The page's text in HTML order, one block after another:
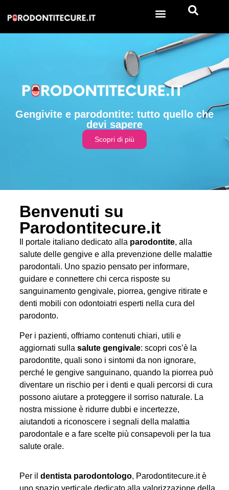
Gengivite e parodontite: tutto quello che
devi sapere
Scopri di più
Benvenuti su
Parodontitecure.it
Il portale italiano dedicato alla parodontite, alla
salute delle gengive e alla prevenzione delle malattie
parodontali. Uno spazio pensato per informare,
guidare e connettere chi cerca risposte su
sanguinamento gengivale, piorrea, gengive ritirate e
denti mobili con odontoiatri esperti nella cura del
parodonto.
Per i pazienti, offriamo contenuti chiari, utili e
aggiornati sullasalute gengivale: scopri cos’è la
parodontite, quali sono i sintomi da non ignorare,
perché le gengive sanguinano, quando la piorrea può
diventare un rischio per i denti e quali percorsi di cura
possono aiutare a proteggere il sorriso naturale. La
nostra missione è ridurre dubbi e incertezze,
aiutandoti a riconoscere i segnali della malattia
parodontale e a fare scelte più consapevoli per la tua
salute orale.
Per ildentista parodontologo, Parodontitecure.it è
uno spazio verticale dedicato alla valorizzazione della